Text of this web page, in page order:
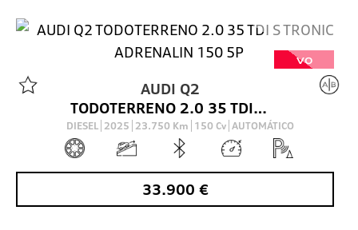
VO
AUDI Q2
TODOTERRENO 2.0 35 TDI S TRONIC ADRENALIN 150 5P
DIESEL 2025 23.750 Km 150 Cv AUTOMÁTICO
33.900 €